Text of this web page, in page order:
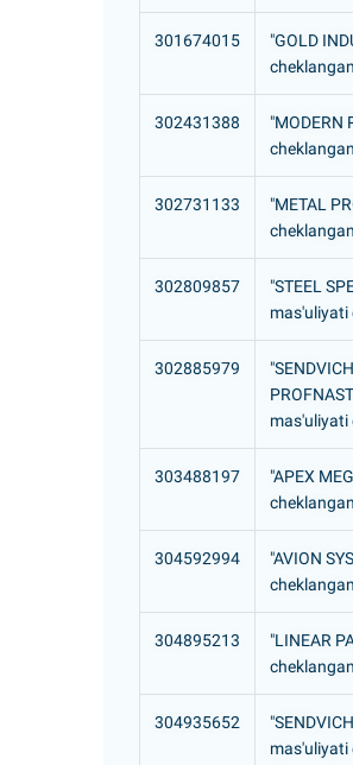
301674015
"GOLD
302431388
"MODERN
302731133
"METAL
302809857
"STEEL
mas'uliyati
302885979
mas'uliyati
303488197
"APEX
304592994
"AVION
304895213
"LINEAR
304935652
mas'uliyati